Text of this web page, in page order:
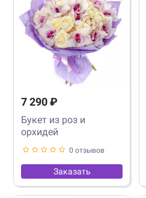
7 290 ₽
Букет из роз и
орхидей
0 отзывов
Заказать